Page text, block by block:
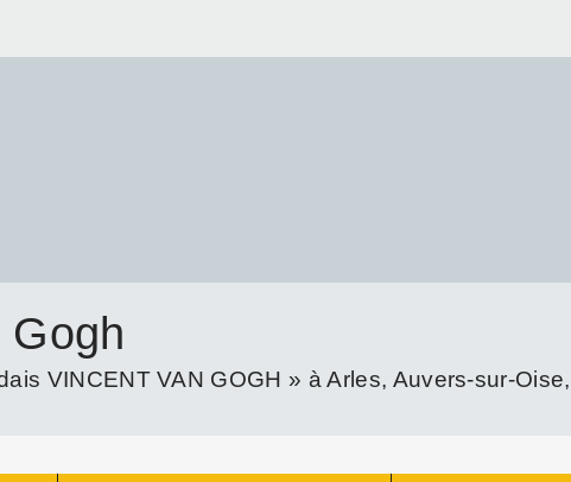
VINCENT VAN GOGH » à Arles, Auvers-sur-